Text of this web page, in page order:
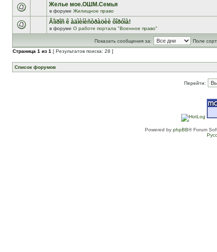
Желье мое.ОШМ.Семья
в форуме Жилищное право
Âîïðîñ ê àäìèíèñòðàöèè ôîðóìà!
в форуме О работе портала "Военное право"
Показать сообщения за:
Поле
Страница 1 из 1 [ Результатов поиска: 28 ]
Список форумов
Перейти:
Powered by phpBB® Forum